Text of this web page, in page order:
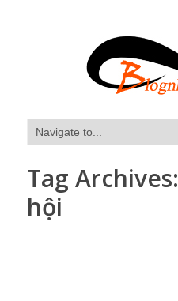
Tag Archives:
hội